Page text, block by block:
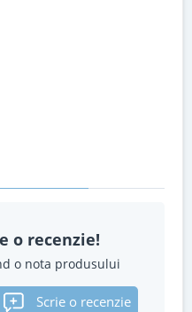
o recenzie!
o nota produsului
Scrie o recenzie